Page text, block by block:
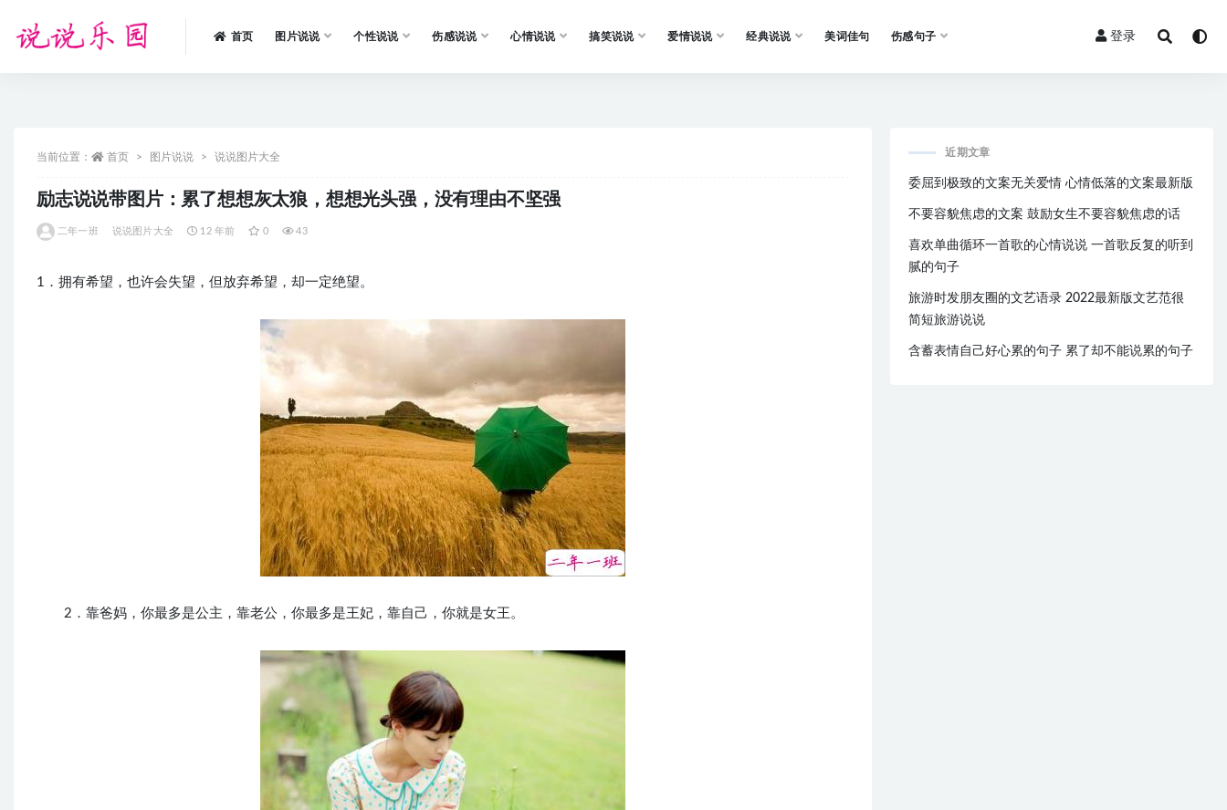
首页 图片说说 个性说说 伤感说说 心情说说 搞笑说说 爱情说说 经典说说 美词佳句 伤感句子 登录
当前位置： 首页 图片说说 说说图片大全
励志说说带图片：累了想想灰太狼，想想光头强，没有理由不坚强
二年一班 说说图片大全 12 年前 0 43
1．拥有希望，也许会失望，但放弃希望，却一定绝望。
2．靠爸妈，你最多是公主，靠老公，你最多是王妃，靠自己，你就是女王。
近期文章
委屈到极致的文案无关爱情 心情低落的文案最新版
不要容貌焦虑的文案 鼓励女生不要容貌焦虑的话
喜欢单曲循环一首歌的心情说说 一首歌反复的听到
腻的句子
旅游时发朋友圈的文艺语录 2022最新版文艺范很
简短旅游说说
含蓄表情自己好心累的句子 累了却不能说累的句子